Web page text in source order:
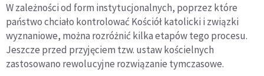
W zależności od form instytucjonalnych, poprzez które
państwo chciało kontrolować Kościół katolicki i związki
wyznaniowe, można rozróżnić kilka etapów tego procesu.
Jeszcze przed przyjęciem tzw. ustaw kościelnych
zastosowano rewolucyjne rozwiązanie tymczasowe.